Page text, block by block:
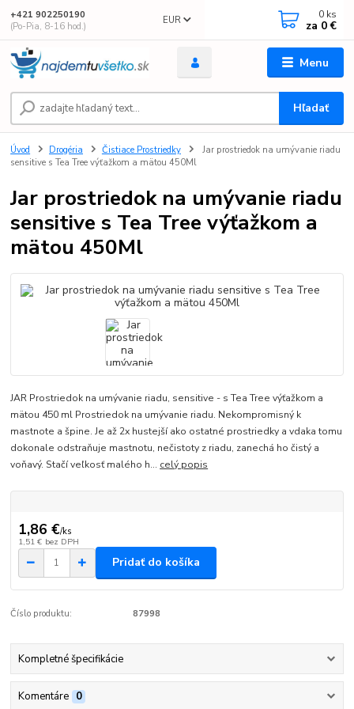
Menu
EUR
Hľadať
+421 902250190
(Po-Pia, 8-16 hod.)
0 ks
za 0 €
Úvod Drogéria Čistiace Prostriedky
Jar prostriedok na umývanie riadu
sensitive s Tea Tree výťažkom a mätou 450Ml
Jar prostriedok na umývanie riadu
sensitive s Tea Tree výťažkom a
mätou 450Ml
JAR Prostriedok na umývanie riadu, sensitive - s Tea Tree výťažkom a
mätou 450 ml Prostriedok na umývanie riadu. Nekompromisný k
mastnote a špine. Je až 2x hustejší ako ostatné prostriedky a vdaka tomu
dokonale odstraňuje mastnotu, nečistoty z riadu, zanechá ho čistý a
voňavý. Stačí veľkosť malého h... celý popis
1,86 €/ks
1,51 € bez DPH
Pridať do košíka
Číslo produktu: 87998
Kompletné špecifikácie
Komentáre 0